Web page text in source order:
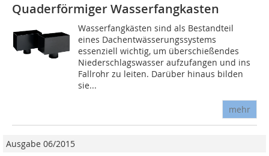
Quaderförmiger Wasserfangkasten
Wasserfangkästen sind als Bestandteil
eines Dachentwässerungssystems
essenziell wichtig, um überschießendes
Niederschlagswasser aufzufangen und ins
Fallrohr zu leiten. Darüber hinaus bilden
sie...
mehr
Ausgabe 06/2015